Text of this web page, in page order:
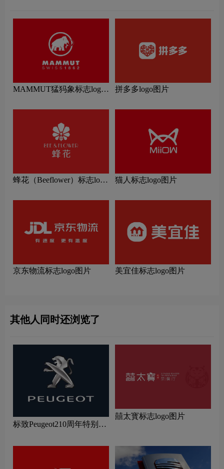
MAMMUT猛犸象标志logo
拼多多logo图片
蜂花（Beeflower）标志logo
猫人标志logo图片
京东物流标志logo图片 美宜佳标志logo图片
其他人同时还浏览了
标致Peugeot210周年特别版
囍太寳标志logo图片